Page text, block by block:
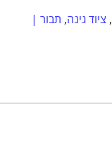
, ציוד גינה, תבור |